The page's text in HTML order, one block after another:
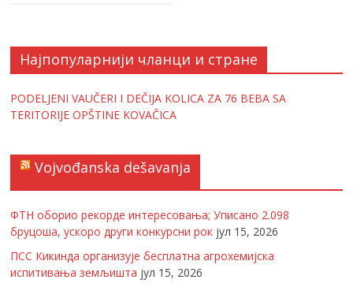
Најпопуларнији чланци и стране
PODELJENI VAUČERI I DEČIJA KOLICA ZA 76 BEBA SA
TERITORIJE OPŠTINE KOVAČICA
Vojvođanska dešavanja
ФТН оборио рекорде интересовања; Уписано 2.098
бруцоша, ускоро други конкурсни рок јул 15, 2026
ПСС Кикинда организује бесплатна агрохемијска
испитивања земљишта јул 15, 2026